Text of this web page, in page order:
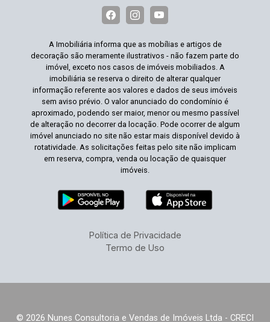
A Imobiliária informa que as mobílias e artigos de
decoração são meramente ilustrativos - não fazem parte do
imóvel, exceto nos casos de imóveis mobiliados. A
imobiliária se reserva o direito de alterar qualquer
informação referente aos valores e dados de seus imóveis
sem aviso prévio. O valor anunciado do condomínio é
aproximado, podendo ser maior, menor ou mesmo passível
de alteração no decorrer da locação. Pode ocorrer de algum
imóvel anunciado no site não estar mais disponível devido à
rotatividade. As solicitações feitas pelo site não implicam
em reserva, compra, venda ou locação de quaisquer
imóveis.
Política de Privacidade
Termo de Uso
© 2026 Nunes Consultoria e Vendas de Imóveis Ltda - CRECI